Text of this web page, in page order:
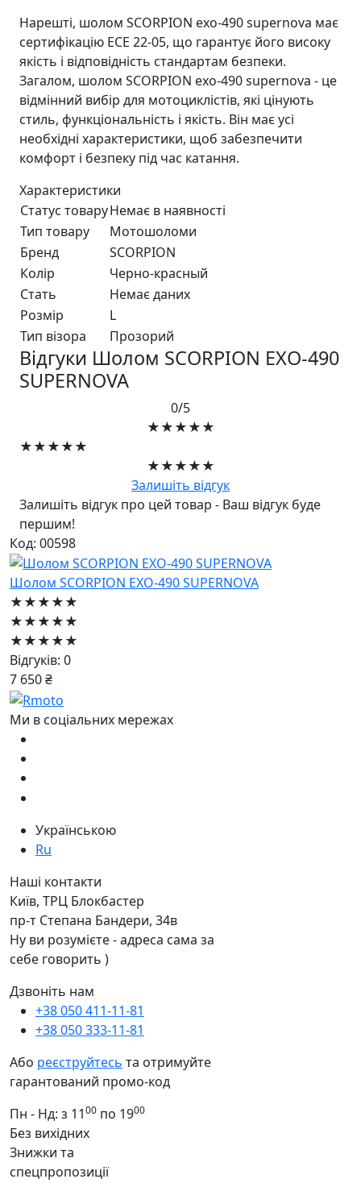
Нарешті, шолом SCORPION exo-490 supernova має
сертифікацію ECE 22-05, що гарантує його високу
якість і відповідність стандартам безпеки.
Загалом, шолом SCORPION exo-490 supernova - це
відмінний вибір для мотоциклістів, які цінують
стиль, функціональність і якість. Він має усі
необхідні характеристики, щоб забезпечити
комфорт і безпеку під час катання.
Характеристики
Статус товаруНемає в наявності
Тип товару
Мотошоломи
Бренд
SCORPION
Колір
Черно-красный
Стать
Немає даних
Розмір
L
Тип візора
Прозорий
Відгуки Шолом SCORPION EXO-490
SUPERNOVA
0/5
★★★★★
★★★★★
★★★★★
Залишіть відгук
Залишіть відгук про цей товар - Ваш відгук буде
першим!
Код: 00598
Шолом SCORPION EXO-490 SUPERNOVA
★★★★★
★★★★★
★★★★★
Відгуків: 0
7 650 ₴
Ми в соціальних мережах
Українською
Ru
Наші контакти
Київ, ТРЦ Блокбастер
пр-т Степана Бандери, 34в
Ну ви розумієте - адреса сама за
себе говорить )
Дзвоніть нам
+38 050 411-11-81
+38 050 333-11-81
Або реєструйтесь та отримуйте
гарантований промо-код
Пн - Нд: з 1100 по 1900
Без вихідних
Знижки та
спецпропозиції